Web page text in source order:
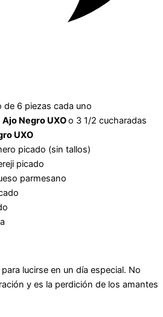
de 6 piezas cada uno
Ajo Negro UXOo 3 1/2 cucharadas
UXO
picado (sin tallos)
picado
parmesano
lucirse en un día especial. No
y es la perdición de los amantes